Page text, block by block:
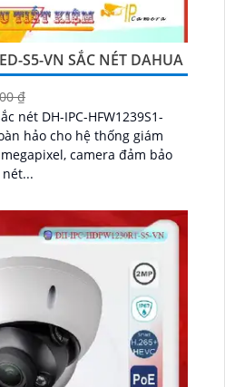
S5-VN SẮC NÉT DAHUA
₫
nét DH-IPC-HFW1239S1-
hảo cho hệ thống giám